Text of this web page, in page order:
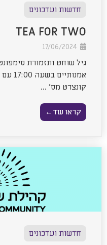
חדשות ועדכונים
TEA FOR TWO
גיל שוחט ותזמורת
קונצרט מס' ...
קראו עוד←
חדשות ועדכונים